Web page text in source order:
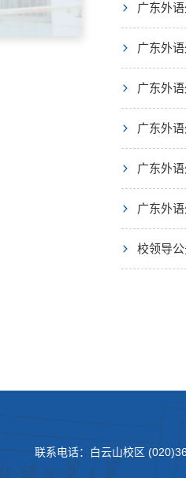
广东外
广东外
广东外
广东外
广东外
广东外
校领导
联系电话：白云山校区